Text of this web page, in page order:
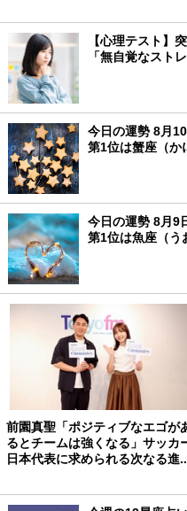
【心理テスト】
「無自覚なスト
今日の運勢 8月
第1位は蟹座（か
今日の運勢 8月9
第1位は魚座（う
前園真聖「ポジティブなエゴが
るとチームは強くなる」サッカ
日本代表に求められる次なる進